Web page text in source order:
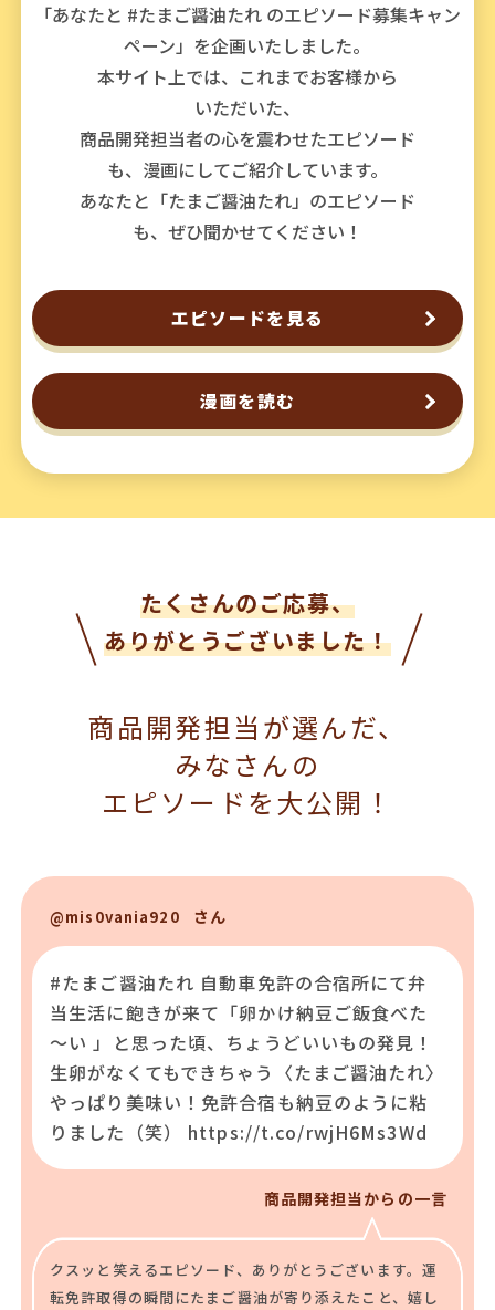
炊き込みご飯の素 米飯用調味液
納豆 Fibee
PIN印
三ツ判山吹
スペシャルサイト
お酢を知ろう！
鍋奉行マニュアル
ロングセラー商品 ＋ おすすめレシピ
ZENB initiative
MIM（ミツカンミュージアム）
各部門が大切にしていること
おいしさと健康への取り組み
お客様の声をいかしました
よくあるご質問
お問い合わせ
ミツカン公式通販
業務用サイト ミツカングループについて 製造所固有記号一覧
「あなたと #たまご醤油たれ のエピソード募集キャン
ペーン」を企画いたしました。
本サイト上では、これまでお客様から
いただいた、
商品開発担当者の心を震わせたエピソード
も、漫画にしてご紹介しています。
あなたと「たまご醤油たれ」のエピソード
も、ぜひ聞かせてください！
エピソードを見る
漫画を読む
たくさんのご応募、
ありがとうございました！
商品開発担当が選んだ、
みなさんの
エピソードを大公開！
@mis0vania920 さん
#たまご醤油たれ 自動車免許の合宿所にて弁
当生活に飽きが来て「卵かけ納豆ご飯食べた
～い 」と思った頃、ちょうどいいもの発見！
生卵がなくてもできちゃう〈たまご醤油たれ〉
やっぱり美味い！免許合宿も納豆のように粘
りました（笑） https://t.co/rwjH6Ms3Wd
商品開発担当からの一言
クスッと笑えるエピソード、ありがとうございます。運
転免許取得の瞬間にたまご醤油が寄り添えたこと、嬉し